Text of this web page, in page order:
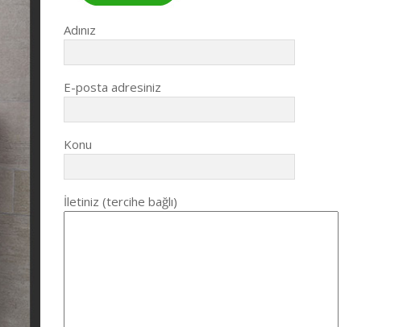
Adınız
E-posta adresiniz
Konu
İletiniz (tercihe bağlı)